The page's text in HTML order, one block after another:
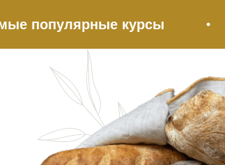
курсы
удобный способ связи:
службой